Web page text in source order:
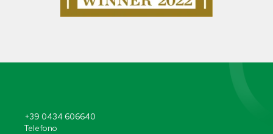
+39 0434 606640
Telefono